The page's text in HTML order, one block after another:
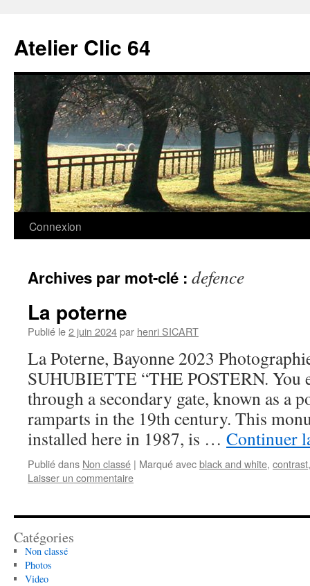
contenu
Atelier Clic 64
Connexion
Archives par mot-clé : defence
La poterne
Publié le2 juin 2024par henri SICART
La Poterne, Bayonne 2023
SUHUBIETTE “THE POSTERN. You
through a secondary gate, known as a
ramparts in the 19th century. This
installed here in 1987, is … Continuer
Publié dans Non classé | Marqué avecblack and white, contrast
Laisser un commentaire
Catégories
Non classé
Photos
Video